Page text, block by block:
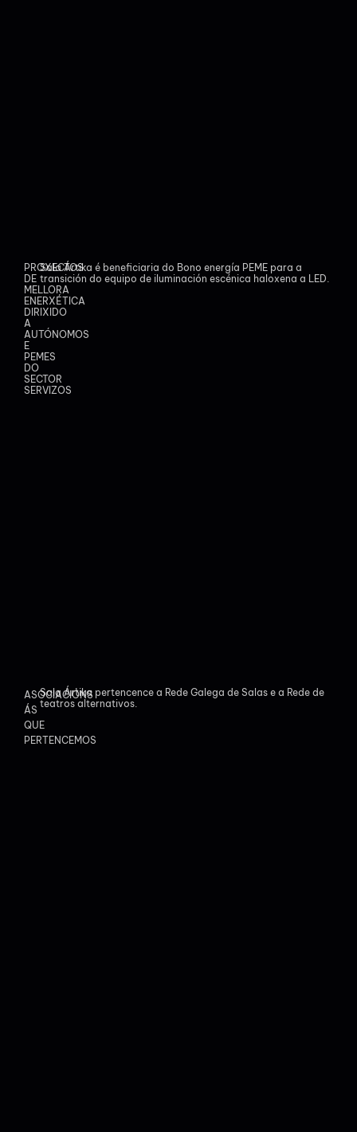
PROXECTOS
DE
MELLORA
ENERXÉTICA
DIRIXIDO
A
AUTÓNOMOS
E
PEMES
DO
SECTOR
SERVIZOS
Sala Ártika é beneficiaria do Bono energía PEME para a
transición do equipo de iluminación escénica haloxena a LED.
ASOCIACIÓNS
ÁS
QUE
PERTENCEMOS
Sala Ártika pertencence a Rede Galega de Salas e a Rede de
teatros alternativos.